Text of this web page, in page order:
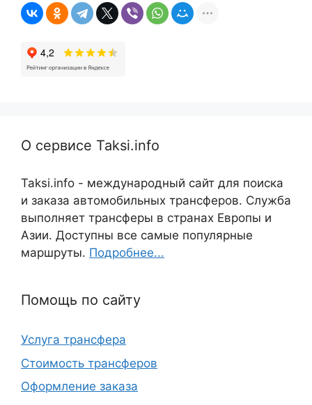
О сервисе Taksi.info
Taksi.info - международный сайт для поиска
и заказа автомобильных трансферов. Служба
выполняет трансферы в странах Европы и
Азии. Доступны все самые популярные
маршруты. Подробнее...
Помощь по сайту
Услуга трансфера
Стоимость трансферов
Оформление заказа